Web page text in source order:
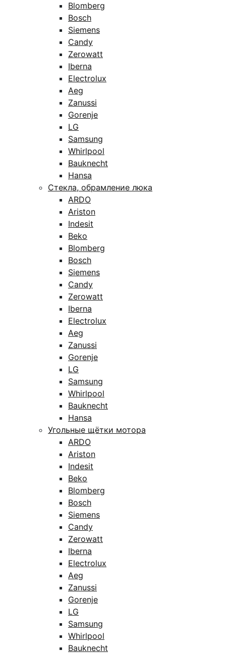
Blomberg
Bosch
Siemens
Candy
Zerowatt
Iberna
Electrolux
Aeg
Zanussi
Gorenje
LG
Samsung
Whirlpool
Bauknecht
Hansa
Стекла, обрамление люка
ARDO
Ariston
Indesit
Beko
Blomberg
Bosch
Siemens
Candy
Zerowatt
Iberna
Electrolux
Aeg
Zanussi
Gorenje
LG
Samsung
Whirlpool
Bauknecht
Hansa
Угольные щётки мотора
ARDO
Ariston
Indesit
Beko
Blomberg
Bosch
Siemens
Candy
Zerowatt
Iberna
Electrolux
Aeg
Zanussi
Gorenje
LG
Samsung
Whirlpool
Bauknecht